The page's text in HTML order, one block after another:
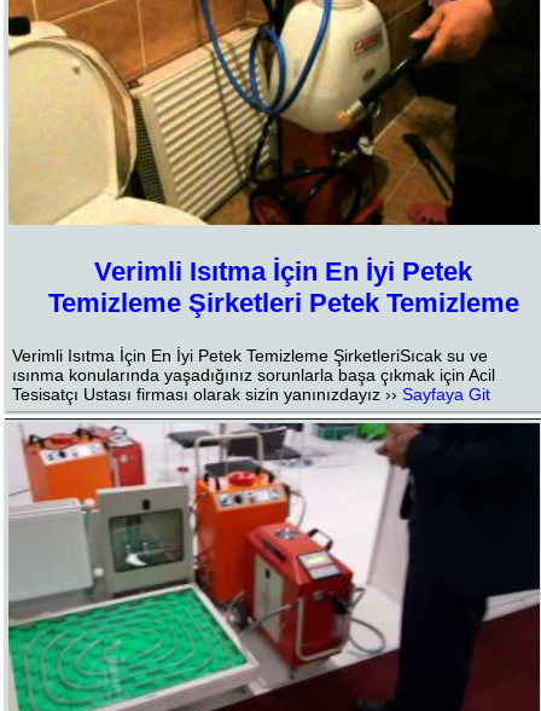
Verimli Isıtma İçin En İyi Petek
Temizleme Şirketleri Petek Temizleme
Verimli Isıtma İçin En İyi Petek Temizleme ŞirketleriSıcak su ve
ısınma konularında yaşadığınız sorunlarla başa çıkmak için Acil
Tesisatçı Ustası firması olarak sizin yanınızdayız ››Sayfaya Git